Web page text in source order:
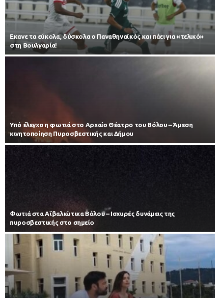
Εκανε τα εύκολα, δύσκολα ο Παναθηναϊκός και πάει για «τελικό»
στη Βουλγαρία!
Υπό έλεγχο η φωτιά στο Αρχαίο Θέατρο του Βόλου – Άμεση
κινητοποίηση Πυροσβεστικής και Δήμου
Φωτιά στα Αϊβαλιώτικα Βόλου – Ισχυρές δυνάμεις της
πυροσβεστικής στο σημείο